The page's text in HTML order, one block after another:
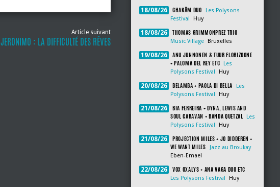
Article suivant
JERONIMO : LA DIFFICULTÉ DES RÊVES
18/08/26 CHAKÂM DUO
Les Polysons
Festival
Huy
18/08/26 THOMAS GRIMMONPREZ TRIO
Music Village Bruxelles
19/08/26
ANU JUNNONEN & TUUR FLORIZOONE
+ PALOMA DEL REY ETC
Les
Polysons Festival
Huy
20/08/26 BELAMBA + PAOLA DI BELLA
Les
Polysons Festival
Huy
21/08/26
BIA FERREIRA + DYNA, LEWIS AND
SOUL CARAVAN + BANDA QUETZAL
Les
Polysons Festival
Huy
21/08/26
PROJECTION MILES + JO DIDDEREN +
WE WANT MILES
Jazz au Broukay
Eben-Emael
22/08/26 VOX OXALYS + ANA VAGA DUO ETC
Les Polysons Festival Huy